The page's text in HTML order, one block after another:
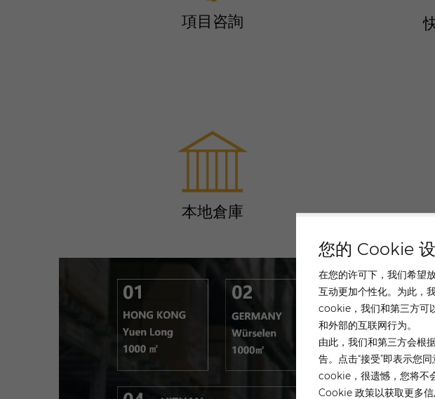
您的 Cookie
在您的许可下，我们希望
互动更加个性化。为此，
cookie，我们和第三方
和外部的互联网行为。
由此，我们和第三方会
告。点击“接受”即表示您
cookie，很遗憾，您将不
Cookie 政策以获取更多信
項目咨詢
本地倉庫